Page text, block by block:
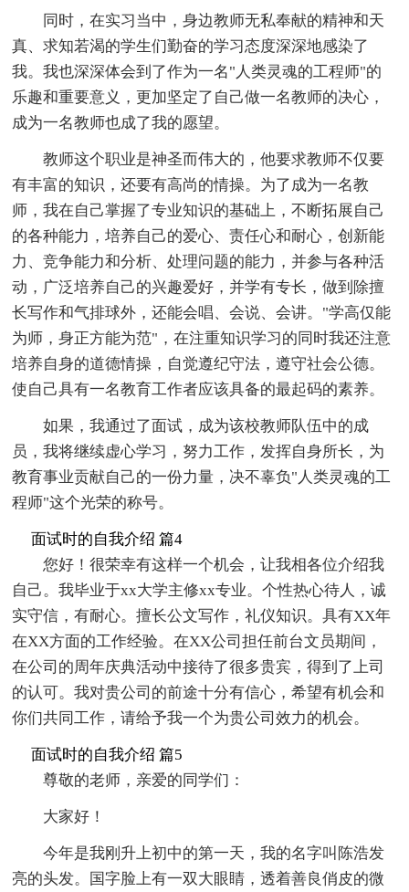
同时，在实习当中，身边教师无私奉献的精神和天
真、求知若渴的学生们勤奋的学习态度深深地感染了
我。我也深深体会到了作为一名"人类灵魂的工程师"的
乐趣和重要意义，更加坚定了自己做一名教师的决心，
成为一名教师也成了我的愿望。
教师这个职业是神圣而伟大的，他要求教师不仅要
有丰富的知识，还要有高尚的情操。为了成为一名教
师，我在自己掌握了专业知识的基础上，不断拓展自己
的各种能力，培养自己的爱心、责任心和耐心，创新能
力、竞争能力和分析、处理问题的能力，并参与各种活
动，广泛培养自己的兴趣爱好，并学有专长，做到除擅
长写作和气排球外，还能会唱、会说、会讲。"学高仅能
为师，身正方能为范"，在注重知识学习的同时我还注意
培养自身的道德情操，自觉遵纪守法，遵守社会公德。
使自己具有一名教育工作者应该具备的最起码的素养。
如果，我通过了面试，成为该校教师队伍中的成
员，我将继续虚心学习，努力工作，发挥自身所长，为
教育事业贡献自己的一份力量，决不辜负"人类灵魂的工
程师"这个光荣的称号。
面试时的自我介绍 篇4
您好！很荣幸有这样一个机会，让我相各位介绍我
自己。我毕业于xx大学主修xx专业。个性热心待人，诚
实守信，有耐心。擅长公文写作，礼仪知识。具有XX年
在XX方面的工作经验。在XX公司担任前台文员期间，
在公司的周年庆典活动中接待了很多贵宾，得到了上司
的认可。我对贵公司的前途十分有信心，希望有机会和
你们共同工作，请给予我一个为贵公司效力的机会。
面试时的自我介绍 篇5
尊敬的老师，亲爱的同学们：
大家好！
今年是我刚升上初中的第一天，我的名字叫陈浩发
亮的头发。国字脸上有一双大眼睛，透着善良俏皮的微